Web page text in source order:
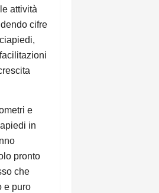
attività
cifre
e
in
pronto
che
e puro